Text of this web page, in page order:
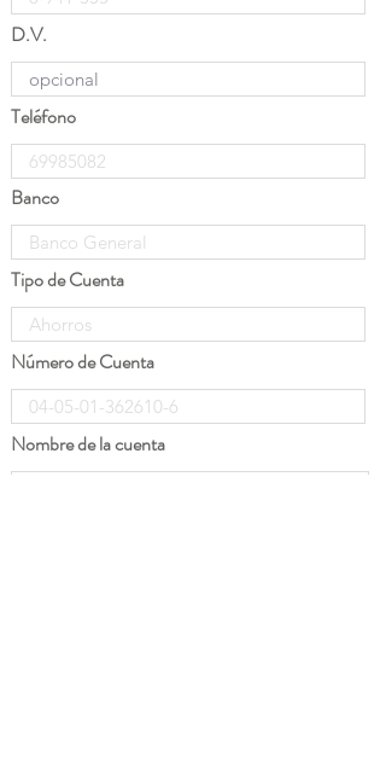
D.V.
Teléfono
Banco
Tipo de Cuenta
Número de Cuenta
Nombre de la cuenta